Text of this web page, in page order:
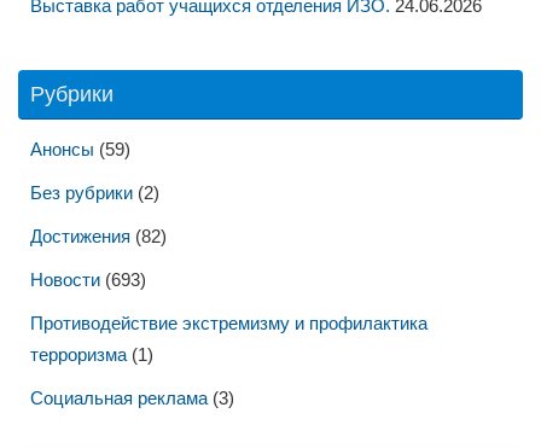
Выставка работ учащихся отделения ИЗО. 24.06.2026
Рубрики
Анонсы (59)
Без рубрики (2)
Достижения (82)
Новости (693)
Противодействие экстремизму и профилактика
терроризма (1)
Социальная реклама (3)